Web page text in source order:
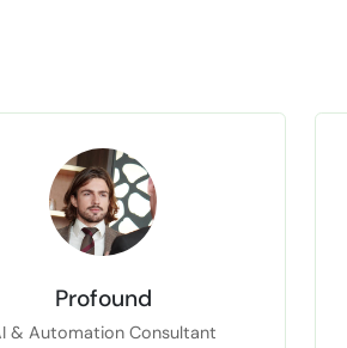
Profound
& Automation Consultant